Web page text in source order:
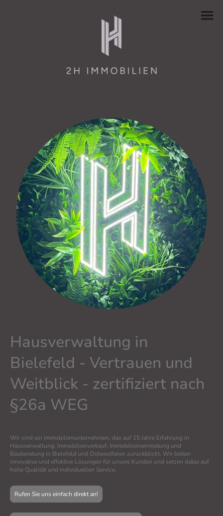
Hausverwaltung in
Bielefeld - Vertrauen und
Weitblick - zertifiziert nach
§26a WEG
Wir sind ein Immobilienunternehmen, das auf 15 Jahre Erfahrung in
Hausverwaltung, Immobilienverkauf, Immobilienvermietung und
Bauberatung in Bielefeld und Ostwestfalen zurückblickt. Wir bieten
innovative und effektive Lösungen für unsere Kunden und setzen dabei auf
hohe Qualität und individuellen Service.
Rufen Sie uns einfach direkt an!